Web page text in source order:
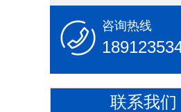
咨询热线
联系我们